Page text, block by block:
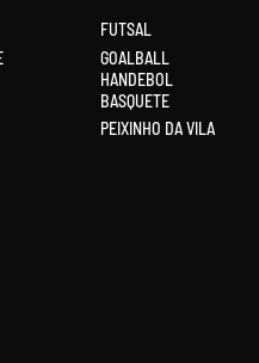
FUTSAL
GOALBALL
HANDEBOL
BASQUETE
PEIXINHO DA VILA